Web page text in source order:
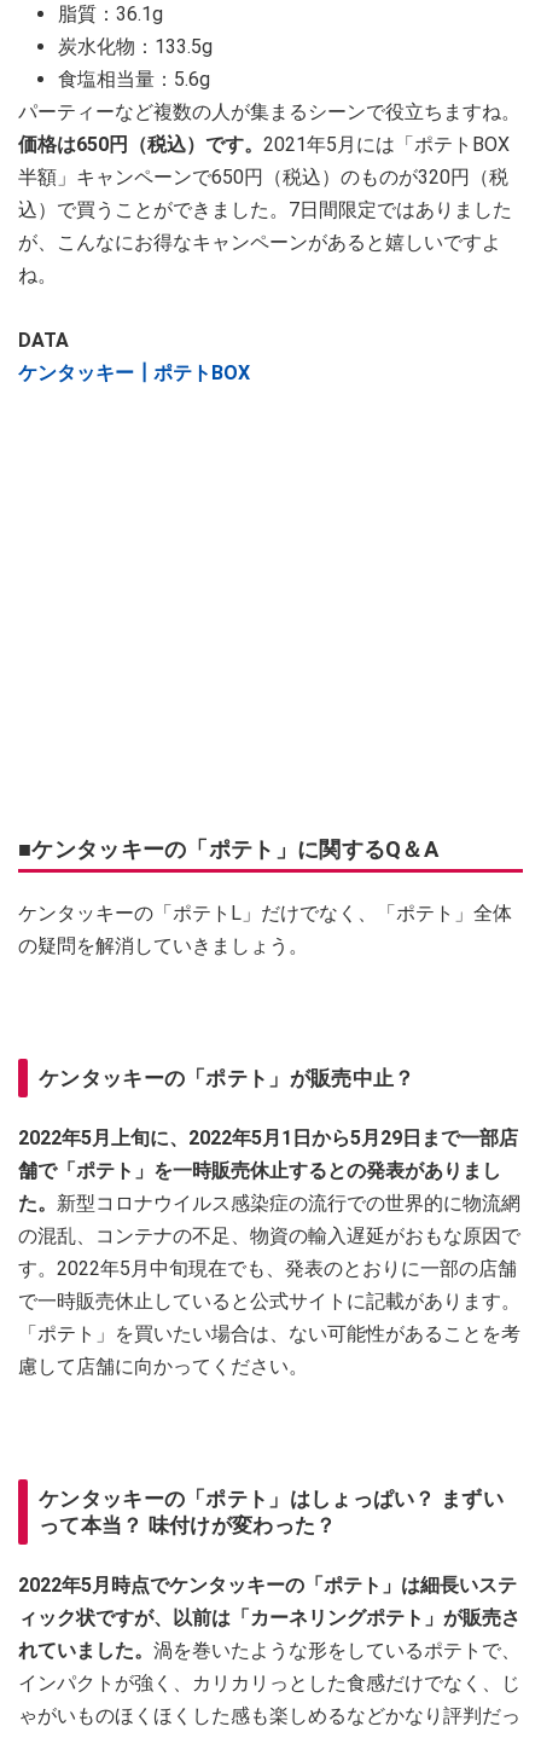
脂質：36.1g
炭水化物：133.5g
食塩相当量：5.6g
パーティーなど複数の人が集まるシーンで役立ちますね。
価格は650円（税込）です。 2021年5月には「ポテトBOX
半額」キャンペーンで650円（税込）のものが320円（税
込）で買うことができました。7日間限定ではありました
が、こんなにお得なキャンペーンがあると嬉しいですよ
ね。
DATA
ケンタッキー┃ポテトBOX
■ケンタッキーの「ポテト」に関するQ＆A
ケンタッキーの「ポテトL」だけでなく、「ポテト」全体
の疑問を解消していきましょう。
ケンタッキーの「ポテト」が販売中止？
2022年5月上旬に、2022年5月1日から5月29日まで一部店
舗で「ポテト」を一時販売休止するとの発表がありまし
た。 新型コロナウイルス感染症の流行での世界的に物流網
の混乱、コンテナの不足、物資の輸入遅延がおもな原因で
す。2022年5月中旬現在でも、発表のとおりに一部の店舗
で一時販売休止していると公式サイトに記載があります。
「ポテト」を買いたい場合は、ない可能性があることを考
慮して店舗に向かってください。
ケンタッキーの「ポテト」はしょっぱい？ まずい
って本当？ 味付けが変わった？
2022年5月時点でケンタッキーの「ポテト」は細長いステ
ィック状ですが、以前は「カーネリングポテト」が販売さ
れていました。 渦を巻いたような形をしているポテトで、
インパクトが強く、カリカリっとした食感だけでなく、じ
ゃがいものほくほくした感も楽しめるなどかなり評判だっ